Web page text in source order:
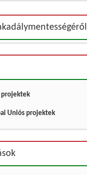
projektek
Uniós projektek